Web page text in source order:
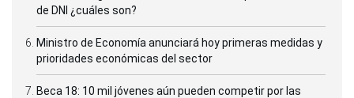
de DNI ¿cuáles son?
Ministro de Economía anunciará hoy primeras medidas y
prioridades económicas del sector
Beca 18: 10 mil jóvenes aún pueden competir por las